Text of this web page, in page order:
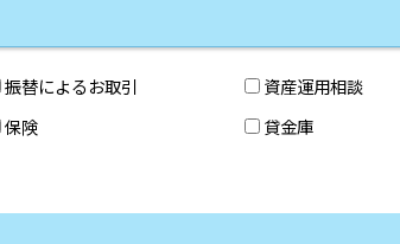
振替によるお取引 資産運用相談
保険 貸金庫